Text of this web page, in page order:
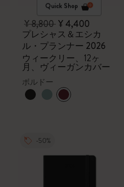
Quick Shop
¥ 8,800¥ 4,400
プレシャス＆エシカ
ル・プランナー 2026
ウィークリー、12ヶ
月、ヴィーガンカバー
ボルドー
-50%